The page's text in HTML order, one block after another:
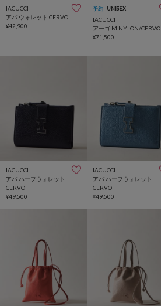
IACUCCI
アバ ウォレット CERVO
¥42,900
予約 UNISEX
IACUCCI
アーゴ M NYLON/CERVO
¥71,500
IACUCCI
アバ ハーフウォレット
CERVO
¥49,500
IACUCCI
アバ ハーフウォレット
CERVO
¥49,500